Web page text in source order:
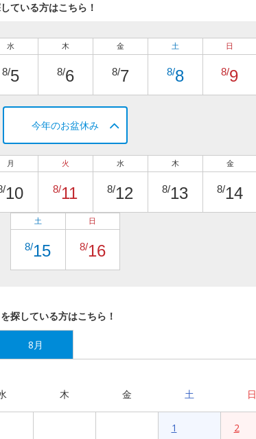
ている方はこちら！
水
8/5
木
8/6
金
8/7
土
8/8
日
8/9
今年のお盆休み
月
10
火
8/11
水
8/12
木
8/13
金
8/14
土
8/15
日
8/16
探している方はこちら！
8月
木 金 土 日
1 2